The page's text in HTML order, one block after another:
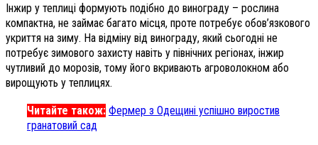
Інжир у теплиці формують подібно до винограду – рослина
компактна, не займає багато місця, проте потребує обов’язкового
укриття на зиму. На відміну від винограду, який сьогодні не
потребує зимового захисту навіть у північних регіонах, інжир
чутливий до морозів, тому його вкривають агроволокном або
вирощують у теплицях.
Читайте також: Фермер з Одещині успішно виростив
гранатовий сад